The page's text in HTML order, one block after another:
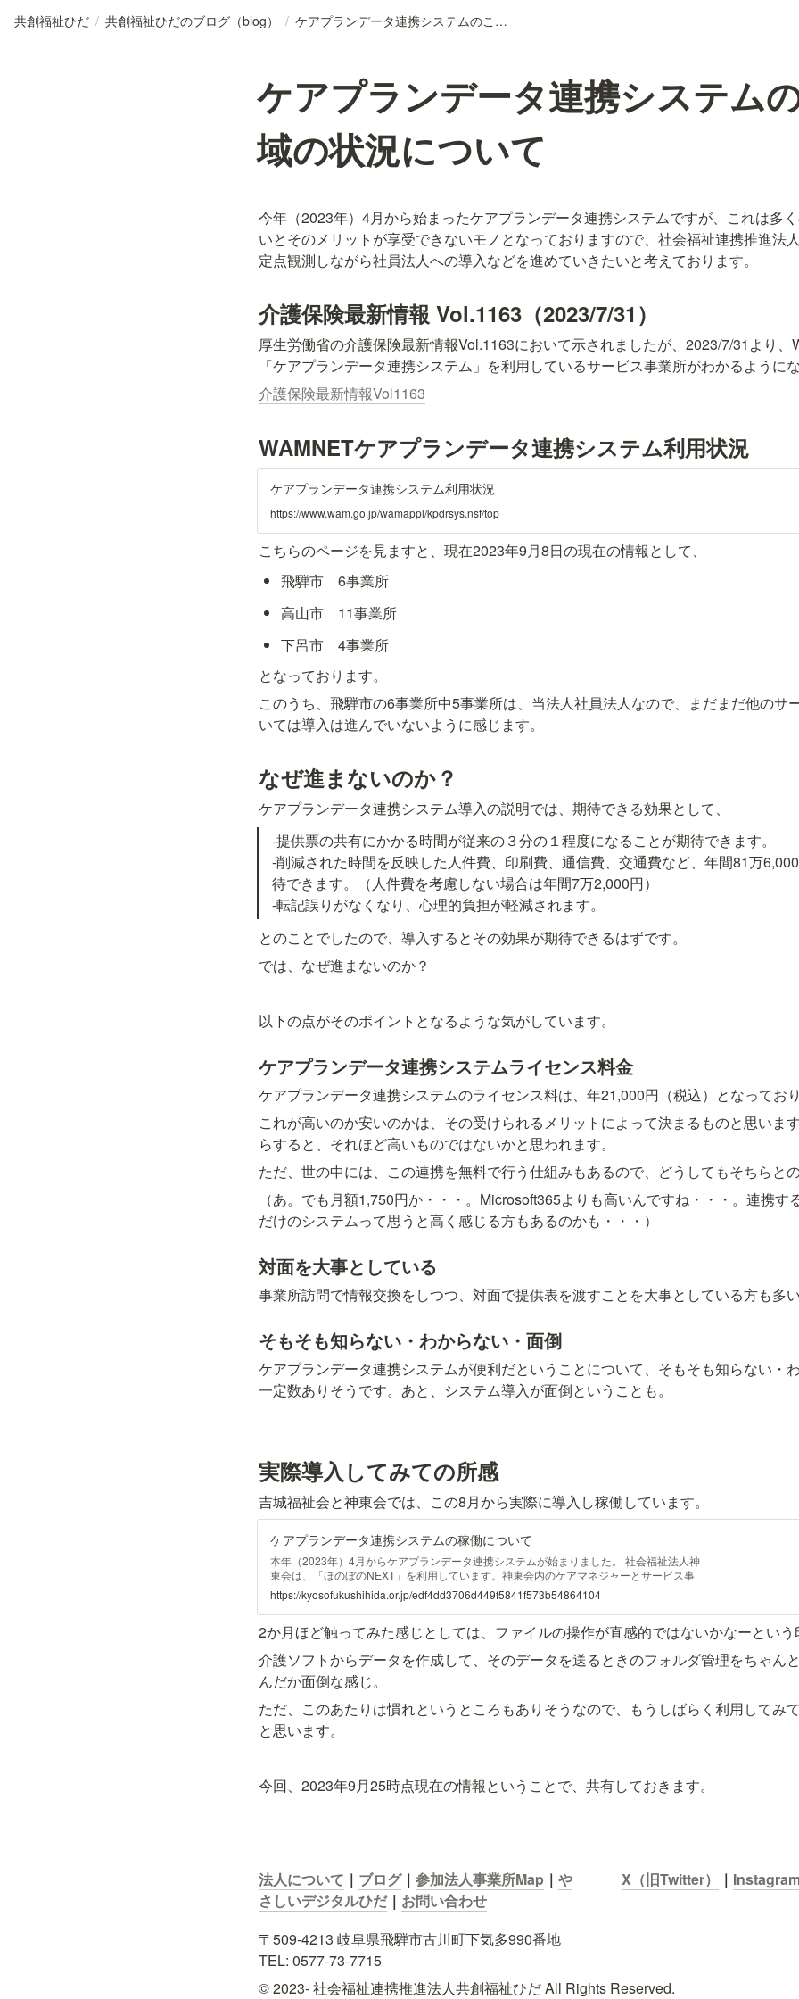
共創福祉ひだ / 共創福祉ひだのブログ（blog） / ケアプランデータ連携システムのこの地域の状況について
ケアプランデータ連携システム
域の状況について
今年（2023年）4月から始まったケアプランデータ連携システムですが、これは多
いとそのメリットが享受できないモノとなっておりますので、社会福祉連携推進法
定点観測しながら社員法人への導入などを進めていきたいと考えております。
介護保険最新情報 Vol.1163（2023/7/31）
厚生労働省の介護保険最新情報Vol.1163において示されましたが、2023/7/31より、
「ケアプランデータ連携システム」を利用しているサービス事業所がわかるように
介護保険最新情報Vol1163
WAMNETケアプランデータ連携システム利用状況
ケアプランデータ連携システム利用状況
https://www.wam.go.jp/wamappl/kpdrsys.nsf/top
こちらのページを見ますと、現在2023年9月8日の現在の情報として、
飛騨市　6事業所
高山市　11事業所
下呂市　4事業所
となっております。
このうち、飛騨市の6事業所中5事業所は、当法人社員法人なので、まだまだ他のサ
いては導入は進んでいないように感じます。
なぜ進まないのか？
ケアプランデータ連携システム導入の説明では、期待できる効果として、
-提供票の共有にかかる時間が従来の３分の１程度になることが期待できます。
-削減された時間を反映した人件費、印刷費、通信費、交通費など、年間81万
待できます。（人件費を考慮しない場合は年間7万2,000円）
-転記誤りがなくなり、心理的負担が軽減されます。
とのことでしたので、導入するとその効果が期待できるはずです。
では、なぜ進まないのか？
以下の点がそのポイントとなるような気がしています。
ケアプランデータ連携システムライセンス料金
ケアプランデータ連携システムのライセンス料は、年21,000円（税込）となっており
これが高いのか安いのかは、その受けられるメリットによって決まるものと思いま
らすると、それほど高いものではないかと思われます。
ただ、世の中には、この連携を無料で行う仕組みもあるので、どうしてもそちらと
（あ。でも月額1,750円か・・・。Microsoft365よりも高いんですね・・・。連携す
だけのシステムって思うと高く感じる方もあるのかも・・・）
対面を大事としている
事業所訪問で情報交換をしつつ、対面で提供表を渡すことを大事としている方も多い
そもそも知らない・わからない・面倒
ケアプランデータ連携システムが便利だということについて、そもそも知らない・
一定数ありそうです。あと、システム導入が面倒ということも。
実際導入してみての所感
吉城福祉会と神東会では、この8月から実際に導入し稼働しています。
ケアプランデータ連携システムの稼働について
本年（2023年）4月からケアプランデータ連携システムが始まりました。 社会福祉法人神
東会は、「ほのぼのNEXT」を利用しています。神東会内のケアマネジャーとサービス事
業所の提供表などのやりとりは「ほのぼのNEXT」で完結していますが、他の事業所との
やりとりには紙ベースを採用していました。 社会福祉法人吉城福祉会は、
https://kyosofukushihida.or.jp/edf4dd3706d449f5841f573b54864104
2か月ほど触ってみた感じとしては、ファイルの操作が直感的ではないかなーという
介護ソフトからデータを作成して、そのデータを送るときのフォルダ管理をちゃん
んだか面倒な感じ。
ただ、このあたりは慣れというところもありそうなので、もうしばらく利用してみ
と思います。
今回、2023年9月25時点現在の情報ということで、共有しておきます。
法人について ｜ ブログ｜ 参加法人事業所Map ｜ や
さしいデジタルひだ｜ お問い合わせ
X（旧Twitter） ｜
〒509-4213 岐阜県飛騨市古川町下気多990番地
TEL: 0577-73-7715
© 2023- 社会福祉連携推進法人共創福祉ひだ All Rights Reserved.